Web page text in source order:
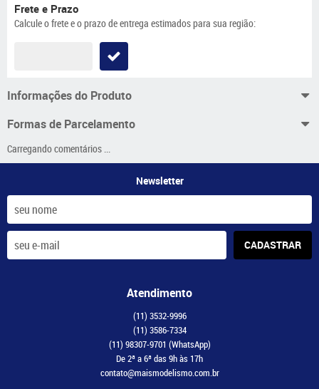
Frete e Prazo
Calcule o frete e o prazo de entrega estimados para sua região:
Informações do Produto
Formas de Parcelamento
Carregando comentários ...
Newsletter
CADASTRAR
Atendimento
(11) 3532-9996
(11) 3586-7334
(11) 98307-9701 (WhatsApp)
De 2ª a 6ª das 9h às 17h
contato@maismodelismo.com.br